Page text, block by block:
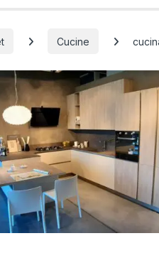
Cucine